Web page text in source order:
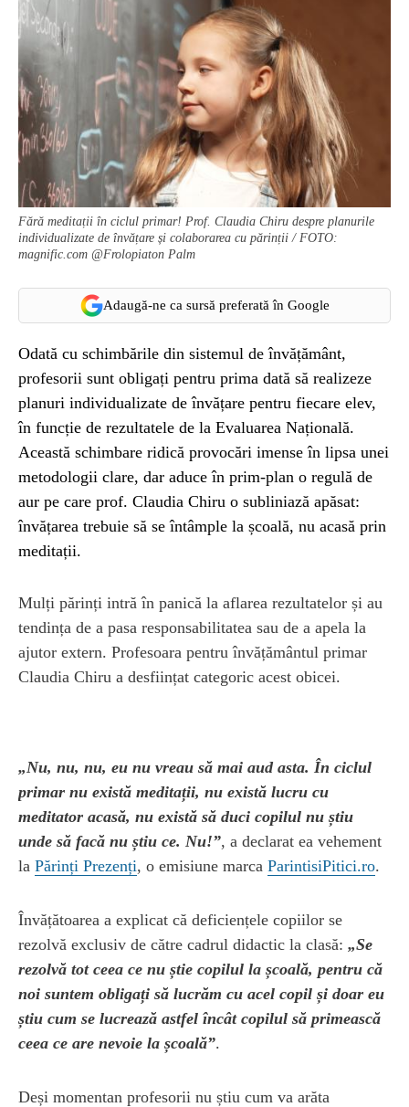
Fără meditații în ciclul primar! Prof. Claudia Chiru despre planurile
individualizate de învățare și colaborarea cu părinții / FOTO:
magnific.com @Frolopiaton Palm
Adaugă-ne ca sursă preferată în Google
Odată cu schimbările din sistemul de învățământ,
profesorii sunt obligați pentru prima dată să realizeze
planuri individualizate de învățare pentru fiecare elev,
în funcție de rezultatele de la Evaluarea Națională.
Această schimbare ridică provocări imense în lipsa unei
metodologii clare, dar aduce în prim-plan o regulă de
aur pe care prof. Claudia Chiru o subliniază apăsat:
învățarea trebuie să se întâmple la școală, nu acasă prin
meditații.
Mulți părinți intră în panică la aflarea rezultatelor și au
tendința de a pasa responsabilitatea sau de a apela la
ajutor extern. Profesoara pentru învățământul primar
Claudia Chiru a desființat categoric acest obicei.
„Nu, nu, nu, eu nu vreau să mai aud asta. În ciclul
primar nu există meditații, nu există lucru cu
meditator acasă, nu există să duci copilul nu știu
unde să facă nu știu ce. Nu!”, a declarat ea vehement
la Părinți Prezenți, o emisiune marca ParintisiPitici.ro.
Învățătoarea a explicat că deficiențele copiilor se
rezolvă exclusiv de către cadrul didactic la clasă: „Se
rezolvă tot ceea ce nu știe copilul la școală, pentru că
noi suntem obligați să lucrăm cu acel copil și doar eu
știu cum se lucrează astfel încât copilul să primească
ceea ce are nevoie la școală”.
Deși momentan profesorii nu știu cum va arăta